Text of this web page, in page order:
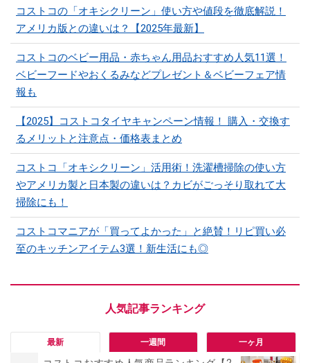
コストコの「オキシクリーン」使い方や値段を徹底解説！
アメリカ版との違いは？【2025年最新】
コストコのベビー用品・赤ちゃん用品おすすめ人気11選！
ベビーフードやおくるみなどプレゼント＆ベビーフェア情
報も
【2025】コストコタイヤキャンペーン情報！ 購入・交換す
るメリットと注意点・価格表まとめ
コストコ「オキシクリーン」活用術！洗濯槽掃除の使い方
やアメリカ製と日本製の違いは？カビがごっそり取れて大
掃除にも！
コストコマニアが「買ってよかった」と絶賛！リピ買い必
至のキッチンアイテム3選！新生活にも◎
最新 一週間 一ヶ月